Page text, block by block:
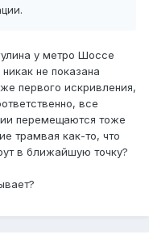
у метро Шоссе
не показана
первого искривления,
все
перемещаются тоже
трамвая как-то, что
в ближайшую точку?